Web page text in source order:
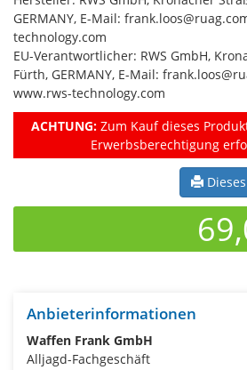
GERMANY, E-Mail:
technology.com
EU-Verantwortlicher: RWS GmbH,
Fürth, GERMANY, E-Mail:
www.rws-technology.com
ACHTUNG:Zum Kauf dieses
Erwerbsberechtigung
Anbieterinformationen
Waffen Frank GmbH
Alljagd-Fachgeschäft